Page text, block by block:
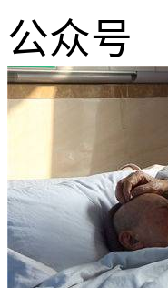
公众号